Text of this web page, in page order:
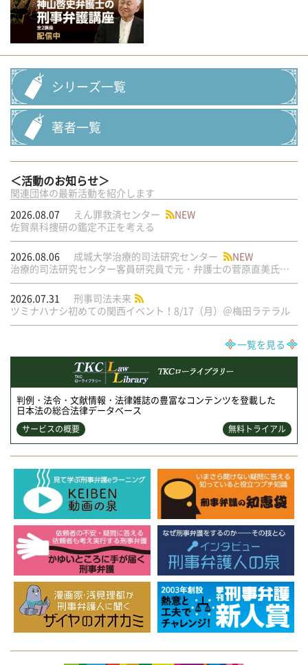
シリーズ一覧
著者一覧
＜活動のお知らせ＞
関連団体の最新活動を紹介します
2026.08.07
えん罪救済センター
NEW
佐賀県科捜研の鑑定不正を考える
2026.08.06 成城大学治療的司法研究センター
NEW
治療的司法研究センター客員研究員で元・弁護士の菅原直美氏の論文が公刊されました
2026.07.31
刑事司法未来
ツミナハナシ初めての関西イベント！8/17（月）＠梅田ラテラル
一覧を見る
判例・法令・文献情報・法律雑誌の豊富なコンテンツを登載した
日本法の総合法律データベース
サービスの概要 無料トライアル